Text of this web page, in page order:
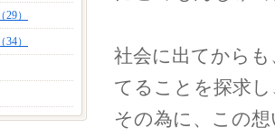
）
）
社会に出てから
てることを探求
その為に、この